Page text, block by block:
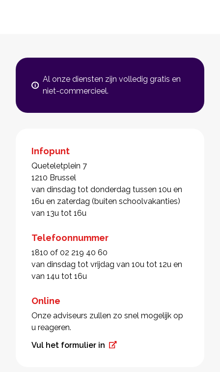
Al onze diensten zijn volledig gratis en
niet-commercieel.
Infopunt
Queteletplein 7
1210 Brussel
van dinsdag tot donderdag tussen 10u en
16u en zaterdag (buiten schoolvakanties)
van 13u tot 16u
Telefoonnummer
1810 of 02 219 40 60
van dinsdag tot vrijdag van 10u tot 12u en
van 14u tot 16u
Online
Onze adviseurs zullen zo snel mogelijk op
u reageren.
Vul het formulier in